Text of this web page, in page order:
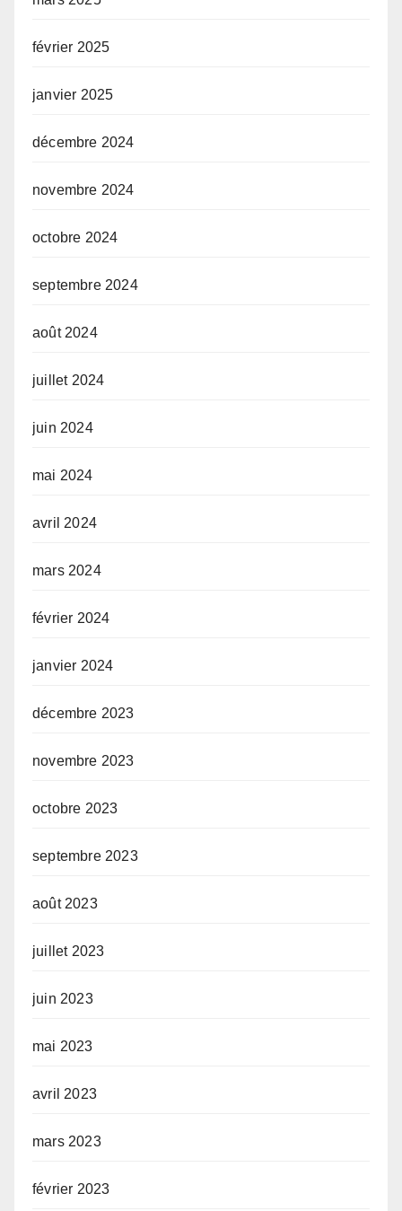
février 2025
janvier 2025
décembre 2024
novembre 2024
octobre 2024
septembre 2024
août 2024
juillet 2024
juin 2024
mai 2024
avril 2024
mars 2024
février 2024
janvier 2024
décembre 2023
novembre 2023
octobre 2023
septembre 2023
août 2023
juillet 2023
juin 2023
mai 2023
avril 2023
mars 2023
février 2023